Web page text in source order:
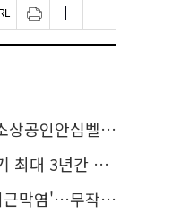
페
이
지
인
쇄
하
글
자
크
하
기
글
자
크
하
기
심벨' 신청하세요
대여…삶의 질 높인다
지 말고 '이것' 해보세요!